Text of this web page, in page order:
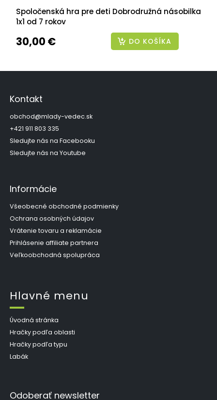
Spoločenská hra pre deti Dobrodružná násobilka
1x1 od 7 rokov
30,00 € DO KOŠÍKA
Kontakt
obchod@mlady-vedec.sk
+421 911 803 335
Sledujte nás na Facebooku
Sledujte nás na Youtube
Informácie
Všeobecné obchodné podmienky
Ochrana osobných údajov
Vrátenie tovaru a reklamácie
Prihlásenie affiliate partnera
Veľkoobchodná spolupráca
Hlavné menu
Úvodná stránka
Hračky podľa oblasti
Hračky podľa typu
Labák
Odoberať newsletter